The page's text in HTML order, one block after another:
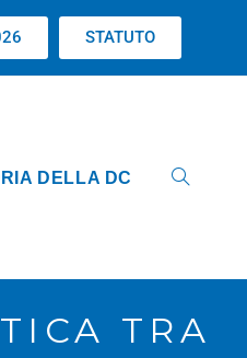
STATUTO
DELLA DC
TRA